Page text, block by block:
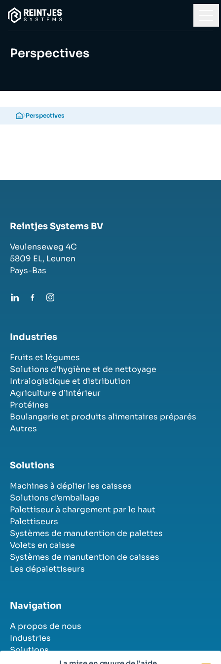
Perspectives
Perspectives
Reintjes Systems BV
Veulenseweg 4C
5809 EL, Leunen
Pays-Bas
Industries
Fruits et légumes
Solutions d’hygiène et de nettoyage
Intralogistique et distribution
Agriculture d’intérieur
Protéines
Boulangerie et produits alimentaires préparés
Autres
Solutions
Machines à déplier les caisses
Solutions d’emballage
Palettiseur à chargement par le haut
Palettiseurs
Systèmes de manutention de palettes
Volets en caisse
Systèmes de manutention de caisses
Les dépalettiseurs
Navigation
A propos de nous
Industries
Solutions
Histoires de réussite